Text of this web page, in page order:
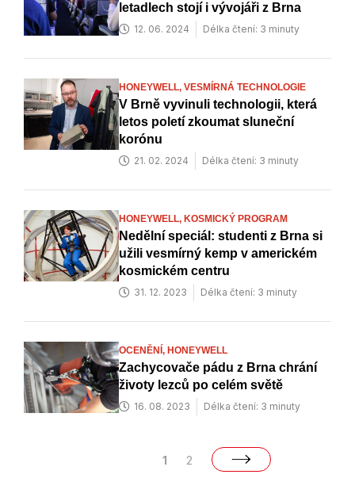
letadlech stojí i vývojáři z Brna
12. 06. 2024 Délka čtení: 3 minuty
HONEYWELL, VESMÍRNÁ TECHNOLOGIE
V Brně vyvinuli technologii, která
letos poletí zkoumat sluneční
korónu
21. 02. 2024 Délka čtení: 3 minuty
HONEYWELL, KOSMICKÝ PROGRAM
Nedělní speciál: studenti z Brna si
užili vesmírný kemp v americkém
kosmickém centru
31. 12. 2023 Délka čtení: 3 minuty
OCENĚNÍ, HONEYWELL
Zachycovače pádu z Brna chrání
životy lezců po celém světě
16. 08. 2023 Délka čtení: 3 minuty
1 2